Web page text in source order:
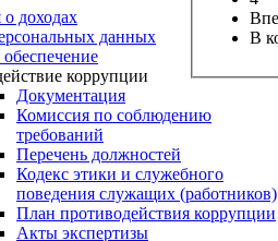
доходах
данных
коррупции
Документация
Комиссия по соблюдению
требований
Перечень должностей
Кодекс этики и служебного
поведения служащих (работников)
План противодействия коррупции
Акты экспертизы
В